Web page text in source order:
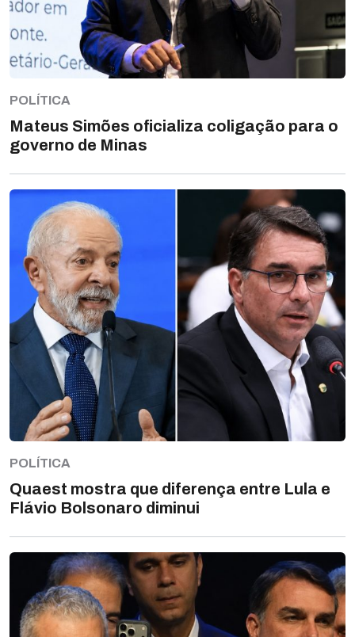
POLÍTICA
Mateus Simões oficializa coligação para o
governo de Minas
POLÍTICA
Quaest mostra que diferença entre Lula e
Flávio Bolsonaro diminui